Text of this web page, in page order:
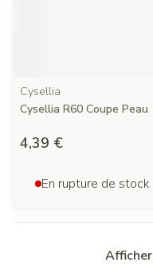
Cysellia
Cysellia R60 Coupe Peau
4,39 €
En rupture de stock
Afficher